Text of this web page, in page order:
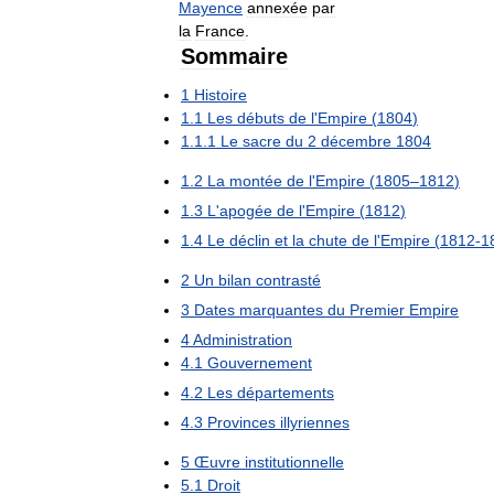
Mayence annexée par
la France
Sommaire
1 Histoire
1 1 Les débuts de l'Empire (1804)
1 1 1 Le sacre du 2 décembre 1804
1 2 La montée de l'Empire (1805–1812)
1 3 L 'apogée de l'Empire (1812)
1 4 Le déclin et la chute de l'Empire (1812-
2 Un bilan contrasté
3 Dates marquantes du Premier Empire
4Administration
4 1 Gouvernement
4 2 Les départements
4 3 Provinces illyriennes
5 Œuvre institutionnelle
5 1 Droit